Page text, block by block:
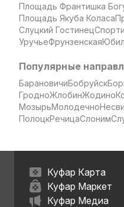
Площадь Франтишка
Площадь Якуба Коласа
Слуцкий Гостинец
УручьеФрунзенская
Популярные
БарановичиБобруйск
ГродноЖлобинЖодино
МозырьМолодечно
ПолоцкРечицаСлоним
Куфар Карта
Куфар Маркет
Куфар Медиа